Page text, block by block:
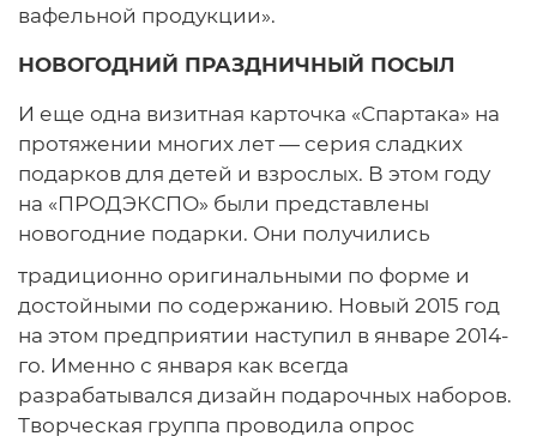
вафельной продукции».
НОВОГОДНИЙ ПРАЗДНИЧНЫЙ ПОСЫЛ
И еще одна визитная карточка «Спартака» на
протяжении многих лет — серия сладких
подарков для детей и взрослых. В этом году
на «ПРОДЭКСПО» были представлены
новогодние подарки. Они получились
традиционно оригинальными по форме и
достойными по содержанию. Новый 2015 год
на этом предприятии наступил в январе 2014-
го. Именно с января как всегда
разрабатывался дизайн подарочных наборов.
Творческая группа проводила опрос